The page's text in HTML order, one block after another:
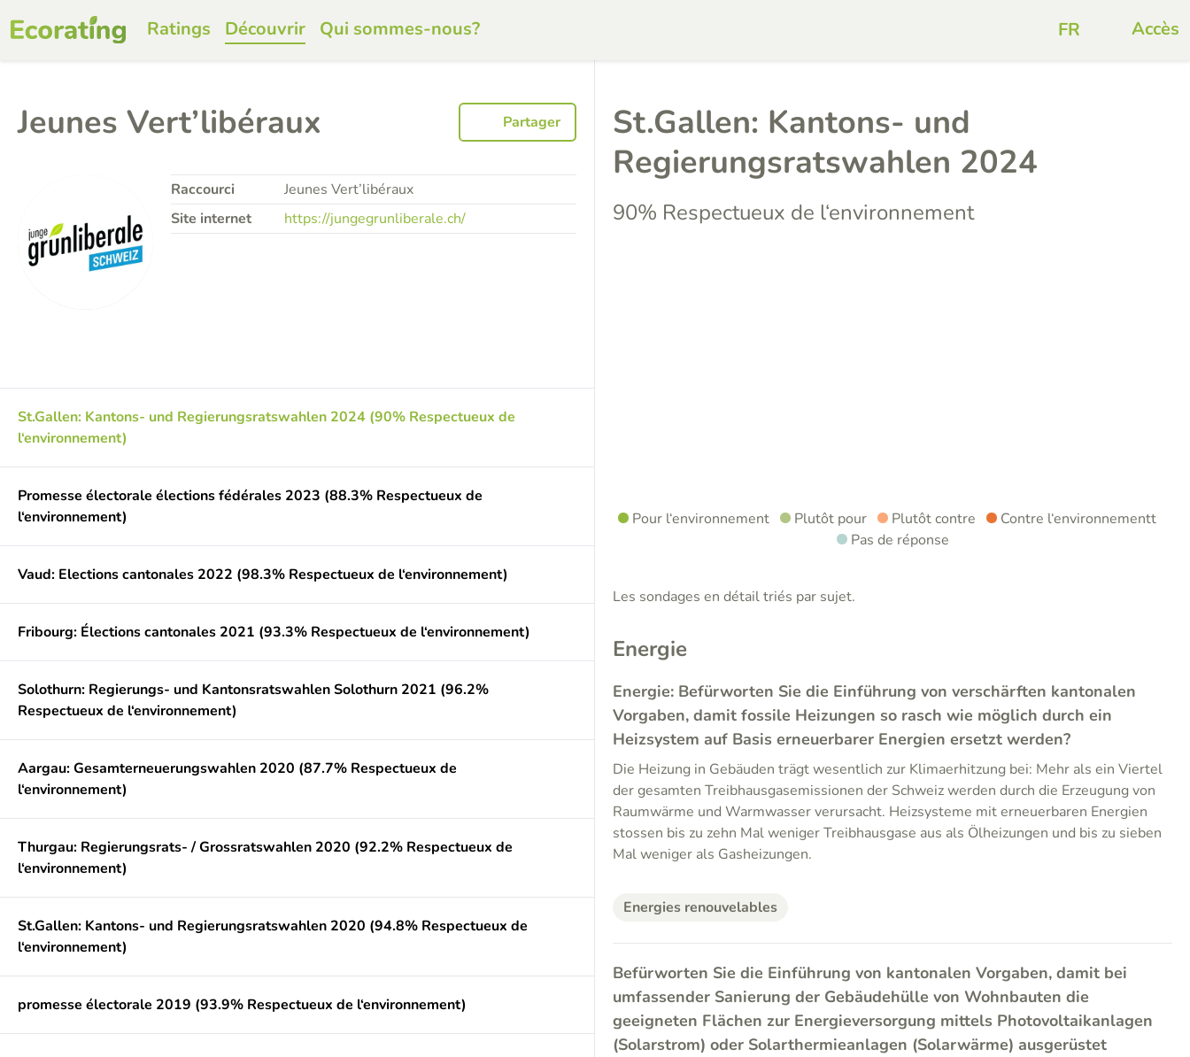
Ratings Découvrir Qui sommes-nous? Accès
Jeunes Vert’libéraux Partager
Raccourci
Jeunes Vert’libéraux
Site internet
https://jungegrunliberale.ch/
St.Gallen: Kantons- und Regierungsratswahlen 2024 (90% Respectueux de
l‘environnement)
Promesse électorale élections fédérales 2023 (88.3% Respectueux de
l‘environnement)
Vaud: Elections cantonales 2022 (98.3% Respectueux de l‘environnement)
Fribourg: Élections cantonales 2021 (93.3% Respectueux de l‘environnement)
Solothurn: Regierungs- und Kantonsratswahlen Solothurn 2021 (96.2%
Respectueux de l‘environnement)
Aargau: Gesamterneuerungswahlen 2020 (87.7% Respectueux de
l‘environnement)
Thurgau: Regierungsrats- / Grossratswahlen 2020 (92.2% Respectueux de
l‘environnement)
St.Gallen: Kantons- und Regierungsratswahlen 2020 (94.8% Respectueux de
l‘environnement)
promesse électorale 2019 (93.9% Respectueux de l‘environnement)
St.Gallen: Kantons- und
Regierungsratswahlen 2024
90% Respectueux de l‘environnement
Pour l‘environnement Plutôt pour Plutôt contre
Contre l‘environnementt
Pas de réponse
Les sondages en détail triés par sujet.
Energie
Energie: Befürworten Sie die Einführung von verschärften kantonalen
Vorgaben, damit fossile Heizungen so rasch wie möglich durch ein
Heizsystem auf Basis erneuerbarer Energien ersetzt werden?
Die Heizung in Gebäuden trägt wesentlich zur Klimaerhitzung bei: Mehr als ein Viertel
der gesamten Treibhausgasemissionen der Schweiz werden durch die Erzeugung von
Raumwärme und Warmwasser verursacht. Heizsysteme mit erneuerbaren Energien
stossen bis zu zehn Mal weniger Treibhausgase aus als Ölheizungen und bis zu sieben
Mal weniger als Gasheizungen.
Energies renouvelables
Befürworten Sie die Einführung von kantonalen Vorgaben, damit bei
umfassender Sanierung der Gebäudehülle von Wohnbauten die
geeigneten Flächen zur Energieversorgung mittels Photovoltaikanlagen
(Solarstrom) oder Solarthermieanlagen (Solarwärme) ausgerüstet